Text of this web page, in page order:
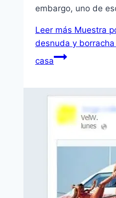
embargo, uno de
Leer más Muestra
desnuda y
casa